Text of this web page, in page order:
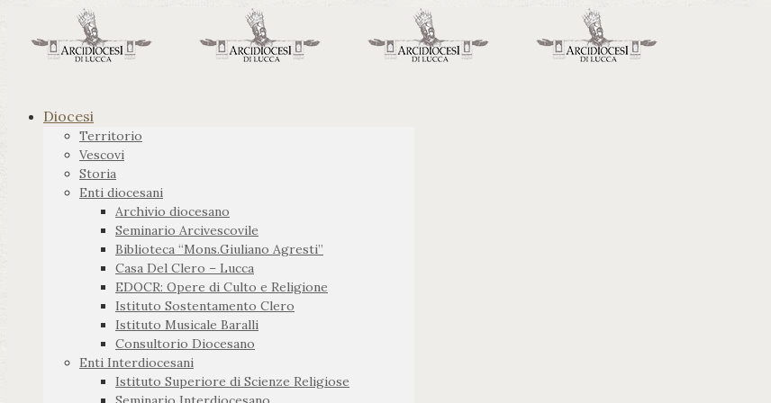
Diocesi
Territorio
Vescovi
Storia
Enti diocesani
Archivio diocesano
Seminario Arcivescovile
Biblioteca “Mons.Giuliano Agresti”
Casa Del Clero – Lucca
EDOCR: Opere di Culto e Religione
Istituto Sostentamento Clero
Istituto Musicale Baralli
Consultorio Diocesano
Enti Interdiocesani
Istituto Superiore di Scienze Religiose